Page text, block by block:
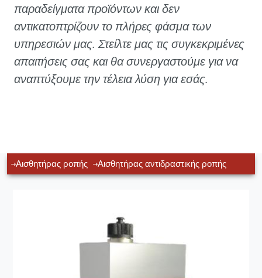
παραδείγματα προϊόντων και δεν
αντικατοπτρίζουν το πλήρες φάσμα των
υπηρεσιών μας. Στείλτε μας τις συγκεκριμένες
απαιτήσεις σας και θα συνεργαστούμε για να
αναπτύξουμε την τέλεια λύση για εσάς.
Αισθητήρας ροπής Αισθητήρας αντιδραστικής ροπής